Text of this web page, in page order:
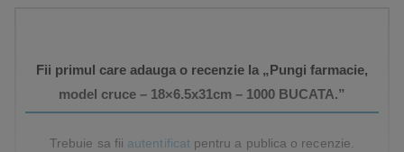
Fii primul care adauga o recenzie la „Pungi farmacie,
model cruce – 18×6.5x31cm – 1000 BUCATA.”
Trebuie sa fii autentificatpentru a publica o recenzie.